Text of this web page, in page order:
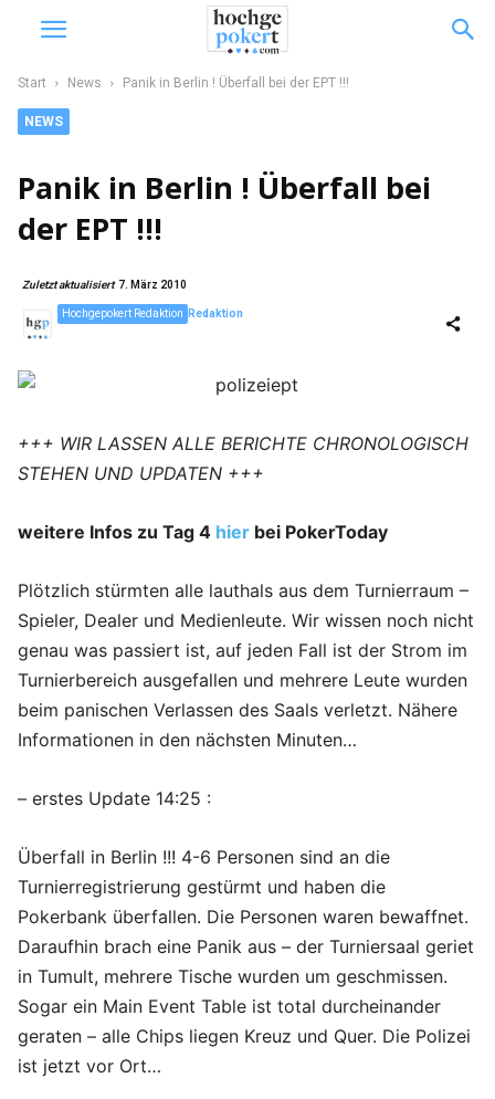
Start News Panik in Berlin ! Überfall bei der EPT !!!
NEWS
Panik in Berlin ! Überfall bei
der EPT !!!
Zuletzt aktualisiert 7. März 2010
Redaktion
Hochgepokert Redaktion
+++ WIR LASSEN ALLE BERICHTE CHRONOLOGISCH
STEHEN UND UPDATEN +++
weitere Infos zu Tag 4 hier bei PokerToday
Plötzlich stürmten alle lauthals aus dem Turnierraum –
Spieler, Dealer und Medienleute. Wir wissen noch nicht
genau was passiert ist, auf jeden Fall ist der Strom im
Turnierbereich ausgefallen und mehrere Leute wurden
beim panischen Verlassen des Saals verletzt. Nähere
Informationen in den nächsten Minuten…
– erstes Update 14:25 :
Überfall in Berlin !!! 4-6 Personen sind an die
Turnierregistrierung gestürmt und haben die
Pokerbank überfallen. Die Personen waren bewaffnet.
Daraufhin brach eine Panik aus – der Turniersaal geriet
in Tumult, mehrere Tische wurden um geschmissen.
Sogar ein Main Event Table ist total durcheinander
geraten – alle Chips liegen Kreuz und Quer. Die Polizei
ist jetzt vor Ort…